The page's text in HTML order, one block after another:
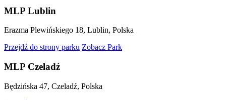
MLP Lublin
Erazma Plewińskiego 18, Lublin, Polska
Przejdź do strony parku Zobacz Park
MLP Czeladź
Będzińska 47, Czeladź, Polska